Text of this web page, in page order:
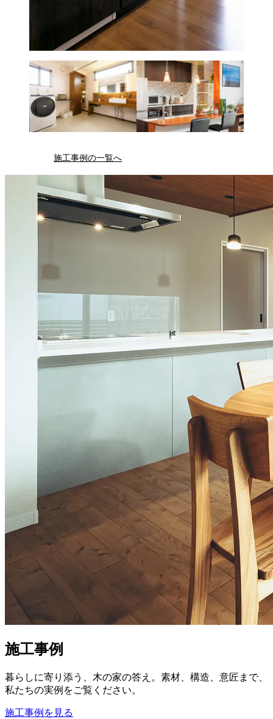
施工事例の一覧へ
施工事例
暮らしに寄り添う、木の家の答え。素材、構造、意匠まで、
私たちの実例をご覧ください。
施工事例を見る